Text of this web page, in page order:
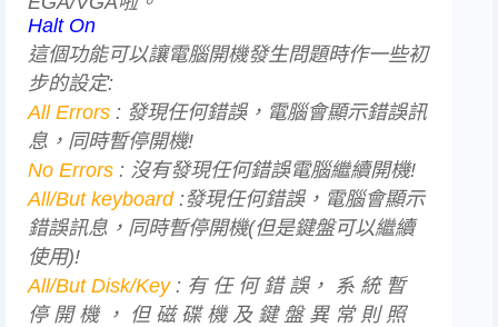
Halt On
這個功能可以讓電腦開機發生問題時作一些初
步的設定:
All Errors : 發現任何錯誤，電腦會顯示錯誤訊
息，同時暫停開機!
No Errors : 沒有發現任何錯誤電腦繼續開機!
All/But keyboard:發現任何錯誤，電腦會顯示
錯誤訊息，同時暫停開機(但是鍵盤可以繼續
使用)!
All/But Disk/Key: 有 任 何 錯 誤， 系 統 暫
停 開 機 ， 但 磁 碟 機 及 鍵 盤 異 常 則 照